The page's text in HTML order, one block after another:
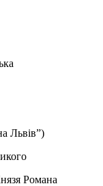
Львів”)
Романа